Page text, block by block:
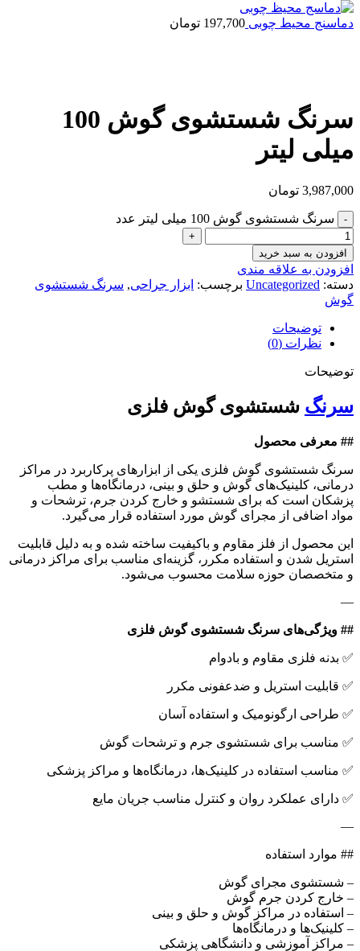
دماسنج محیط چوبی 197,700 تومان
سرنگ شستشوی گوش 100
میلی لیتر
3,987,000 تومان
سرنگ شستشوی گوش 100 میلی لیتر عدد
افزودن به سبد خرید
افزودن به علاقه مندی
دسته: Uncategorized برچسب: ابزار جراحی, سرنگ شستشوی
گوش
توضیحات
نظرات (0)
توضیحات
سرنگ شستشوی گوش فلزی
## معرفی محصول
سرنگ شستشوی گوش فلزی یکی از ابزارهای پرکاربرد در مراکز
درمانی، کلینیک‌های گوش و حلق و بینی، درمانگاه‌ها و مطب
پزشکان است که برای شستشو و خارج کردن جرم، ترشحات و
مواد اضافی از مجرای گوش مورد استفاده قرار می‌گیرد.
این محصول از فلز مقاوم و باکیفیت ساخته شده و به دلیل قابلیت
استریل شدن و استفاده مکرر، گزینه‌ای مناسب برای مراکز درمانی
و متخصصان حوزه سلامت محسوب می‌شود.
—
## ویژگی‌های سرنگ شستشوی گوش فلزی
✅ بدنه فلزی مقاوم و بادوام
✅ قابلیت استریل و ضدعفونی مکرر
✅ طراحی ارگونومیک و استفاده آسان
✅ مناسب برای شستشوی جرم و ترشحات گوش
✅ مناسب استفاده در کلینیک‌ها، درمانگاه‌ها و مراکز پزشکی
✅ دارای عملکرد روان و کنترل مناسب جریان مایع
—
## موارد استفاده
– شستشوی مجرای گوش
– خارج کردن جرم گوش
– استفاده در مراکز گوش و حلق و بینی
– کلینیک‌ها و درمانگاه‌ها
– مراکز آموزشی و دانشگاهی پزشکی